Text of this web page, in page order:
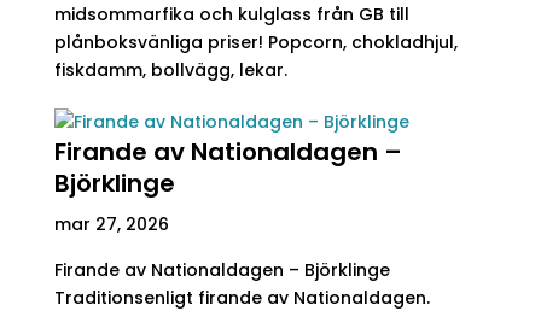
midsommarfika och kulglass från GB till
plånboksvänliga priser! Popcorn, chokladhjul,
fiskdamm, bollvägg, lekar.
Firande av Nationaldagen –
Björklinge
mar 27, 2026
Firande av Nationaldagen – Björklinge
Traditionsenligt firande av Nationaldagen.